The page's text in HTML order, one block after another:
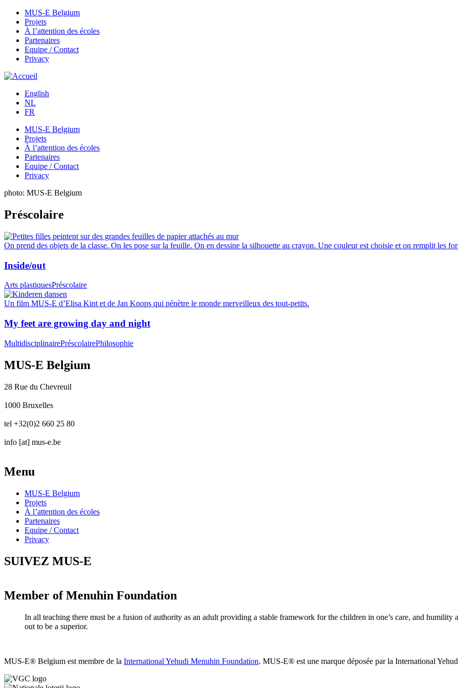
Main
menu
FR
MUS-E Belgium
Projets
À l’attention des écoles
Partenaires
Equipe / Contact
Privacy
English
NL
FR
Main
menu
FR
MUS-E Belgium
Projets
À l’attention des écoles
Partenaires
Equipe / Contact
Privacy
photo: MUS-E Belgium
Préscolaire
On prend des objets de la classe. On les pose sur la feuille. On en dessine la silhouette au crayon. Une couleur est choisie et on remplit les
Inside/out
Arts plastiquesPréscolaire
Un film MUS-E d’Elisa Kint et de Jan Knops qui pénètre le monde merveilleux des tout-petits.
My feet are growing day and night
MultidisciplinairePréscolairePhilosophie
MUS-E Belgium
28 Rue du Chevreuil
1000 Bruxelles
tel +32(0)2 660 25 80
info [at] mus-e.be
Menu
MUS-E Belgium
Projets
À l’attention des écoles
Partenaires
Equipe / Contact
Privacy
SUIVEZ MUS-E
Member of Menuhin Foundation
In all teaching there must be a fusion of authority as an adult providing a stable framework for the children in one’s care, and humility
out to be a superior.
MUS-E® Belgium est membre de la International Yehudi Menuhin Foundation. MUS-E® est une marque déposée par la International